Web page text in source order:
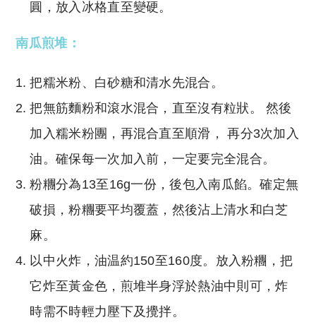
圓，放入冰格直至變硬。
南瓜煎堆：
把糯米粉、白砂糖和清水先混合。
把無筋麵粉和滾水混合，直至沒有粒狀。 然後
加入糯米粉團，再混合直至順滑， 再分3次加入
油。確保每一次加入前，一定要完全混合。
粉糰分為13至16g一份，後包入南瓜餡。確定無
破損，粉糰要平均覆蓋，然後沾上清水和白芝
麻。
以中火炸，油温約150至160度。放入粉糰，把
它炸至黃金色，煎堆半身浮於熱油中則可，炸
時需不時輕力壓下及攪拌。